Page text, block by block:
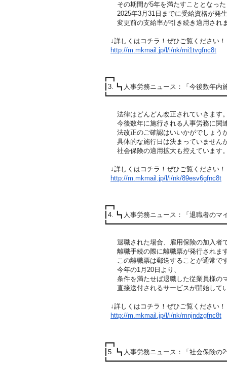
その期間が5年を満たすこととなった
2025年3月31日までに受給資格が発
変更前の支給率が引き続き適用され
↓詳しくはコチラ！ぜひご覧ください！
http://m.mkmail.jp/l/i/nk/rni1tvgfnc8t
┏━┓
┃3. ┗┓人事労務ニュース：「今後数年内
┗━━━━━━━━━━━━━━━━━━━━━━━━━━━━━
法律はどんどん改正されていきます
今後数年に施行される人事労務に関
法改正のご確認はいいかがでしょう
具体的な施行日は決まっていません
社会保険の適用拡大も控えています
↓詳しくはコチラ！ぜひご覧ください！
http://m.mkmail.jp/l/i/nk/89esv6gfnc8t
┏━┓
┃4. ┗┓人事労務ニュース：「退職者のマ
┗━━━━━━━━━━━━━━━━━━━━━━━━━━━━━
退職された場合、雇用保険の加入者
離職手続の際に離職票が発行されま
この離職票は郵送することが通常で
今年の1月20日より、
条件を満たせば退職した従業員様の
直接送付されるサービスが開始して
↓詳しくはコチラ！ぜひご覧ください！
http://m.mkmail.jp/l/i/nk/mnjndzgfnc8t
┏━┓
┃5. ┗┓人事労務ニュース：「社会保険の
┗━━━━━━━━━━━━━━━━━━━━━━━━━━━━━